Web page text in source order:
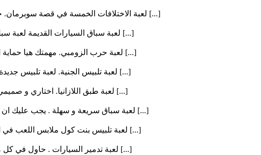
لعبة الاختلافات الخمسة في قصة سوبرمان. حاول في كل صور القصة ان تجد الخمس اختلافات في اسرع [...]
لعبة سباق السيارات القديمة لعبة سباق ثلاثي الابعاد . حاول ان تسبق كل السيارات و تحصل علي ا [...]
لعبة حرب الزومبي. مهمتك هيا حماية المدينة من هجوم الزومبي و الموتي الاحياء. حاول ان تقتل ك [...]
لعبة تلبيس الجنية. لعبة تلبيس جديدة لجنية من الشحصيات الكرتون الخيالية. اختاري من الملابس [...]
لعبة طبق اللازانيا. اختاري و صميمي شكل طبق اللازانيا كما يحلو لكي . قومي باختيار اشكال الح [...]
لعبة سباق سريعة و سهلة . يجب عليك ان تسبق كل السيارات و تحتفظ بالمركز الاول في كل السبقات [...]
لعبة تلبيس بنت كول ملابس اللعب في الحديقة . ساعدي صديقتيك في اختيار الملابس المناسبة ليوم [...]
لعبة تدمير السيارات . حاول في كل مرحلة ان تصل الي السيارة المراد تدمرها و تصيبها باكثر عدد [...]